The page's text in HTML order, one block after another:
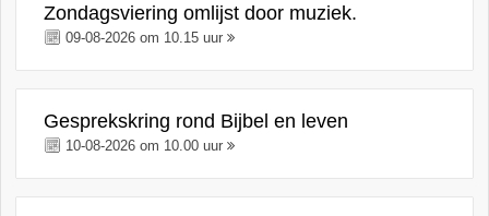
Zondagsviering omlijst door muziek.
09-08-2026 om 10.15 uur
Gesprekskring rond Bijbel en leven
10-08-2026 om 10.00 uur